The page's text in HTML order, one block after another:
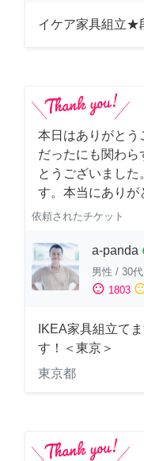
イケア家具組立★
本日はありがとう
だったにも関わ
とうございました
す。本当にあり
依頼されたチケット
a-panda
男性 / 30代
sentiment_satisfied 1803
IKEA家具組立て
す！＜東京＞
東京都